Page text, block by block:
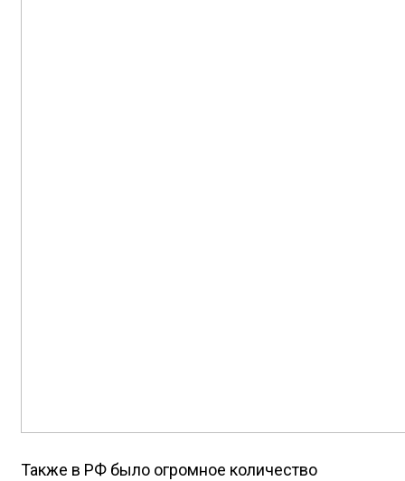
Также в РФ было огромное количество